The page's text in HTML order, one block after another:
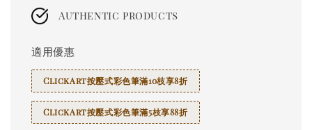
Authentic products
適用優惠
ClickArt按壓式彩色筆滿10枝享8折
ClickArt按壓式彩色筆滿5枝享88折